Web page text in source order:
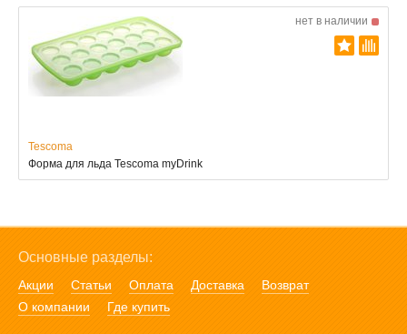
нет в наличии
Tescoma
Форма для льда Tescoma myDrink
Основные разделы:
Акции Статьи Оплата Доставка
Возврат
О компании
Где купить